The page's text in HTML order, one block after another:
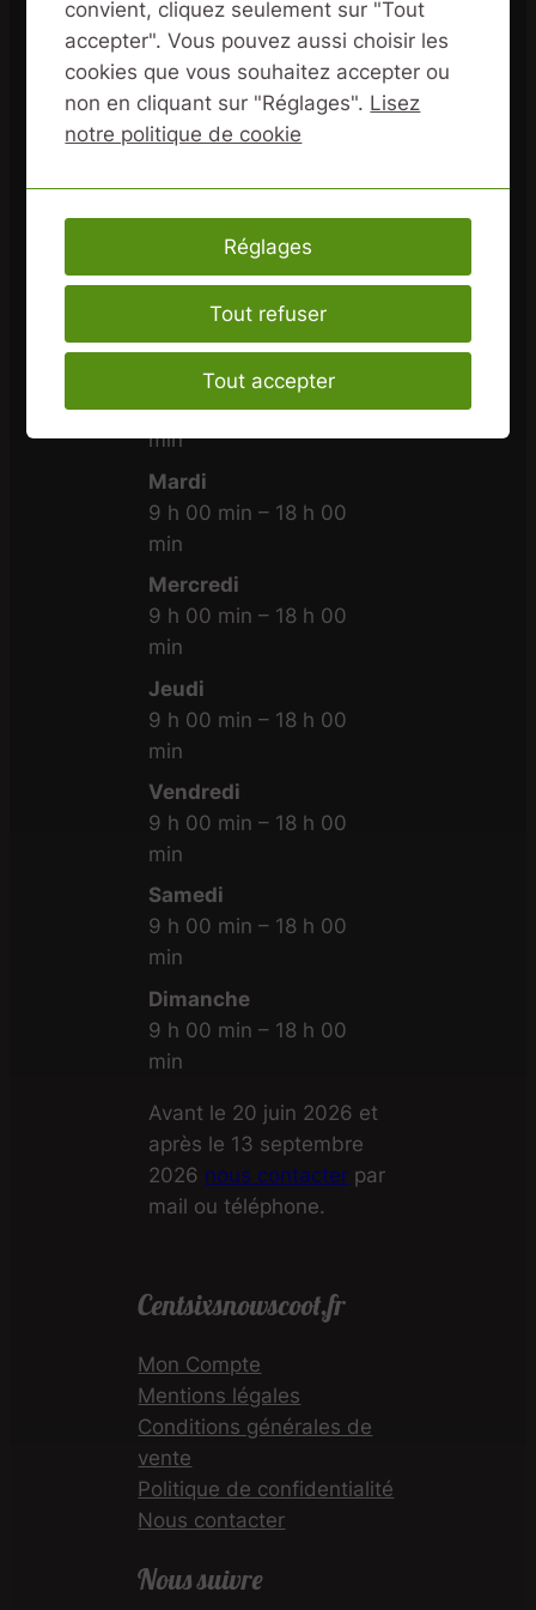
Horaires du Mag’ à
Super-Besse
septembre 2026 nous
vous accueillons à
horaires suivants :
Lundi
9 h 00 min – 18 h 00
min
Mardi
9 h 00 min – 18 h 00
min
Mercredi
9 h 00 min – 18 h 00
min
Jeudi
9 h 00 min – 18 h 00
min
Vendredi
9 h 00 min – 18 h 00
min
Samedi
9 h 00 min – 18 h 00
min
Dimanche
9 h 00 min – 18 h 00
min
Avant le 20 juin 2026 et
après le 13 septembre
2026 nous contacter par
mail ou téléphone.
Centsixsnowscoot.fr
Mon Compte
Mentions légales
Conditions générales de
vente
Politique de confidentialité
Nous contacter
Nous suivre
convient, cliquez seulement sur "Tout
accepter". Vous pouvez aussi choisir les
cookies que vous souhaitez accepter ou
non en cliquant sur "Réglages". Lisez
notre politique de cookie
Réglages
Tout refuser
Tout accepter